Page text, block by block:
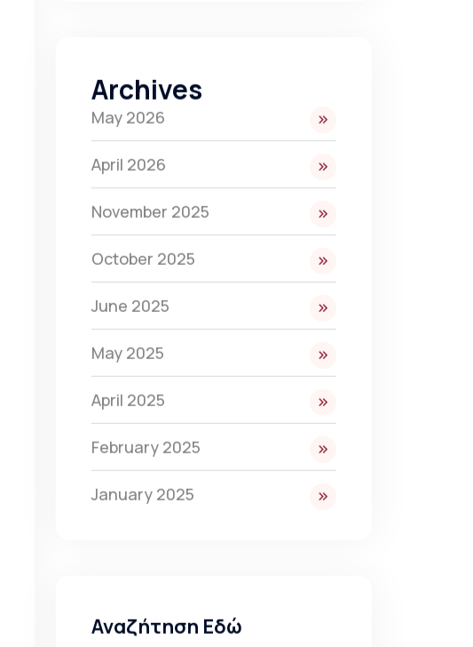
Archives
May 2026
April 2026
November 2025
October 2025
June 2025
May 2025
April 2025
February 2025
January 2025
Αναζήτηση Εδώ